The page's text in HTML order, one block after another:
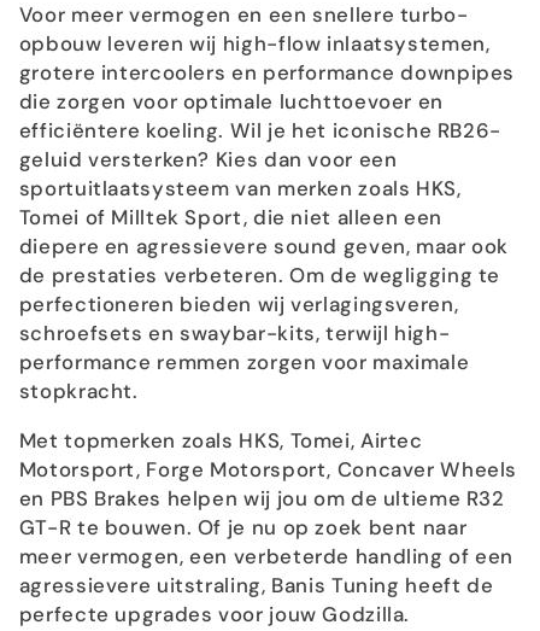
Voor meer vermogen en een snellere turbo-
opbouw leveren wij high-flow inlaatsystemen,
grotere intercoolers en performance downpipes
die zorgen voor optimale luchttoevoer en
efficiëntere koeling. Wil je het iconische RB26-
geluid versterken? Kies dan voor een
sportuitlaatsysteem van merken zoals HKS,
Tomei of Milltek Sport, die niet alleen een
diepere en agressievere sound geven, maar ook
de prestaties verbeteren. Om de wegligging te
perfectioneren bieden wij verlagingsveren,
schroefsets en swaybar-kits, terwijl high-
performance remmen zorgen voor maximale
stopkracht.
Met topmerken zoals HKS, Tomei, Airtec
Motorsport, Forge Motorsport, Concaver Wheels
en PBS Brakes helpen wij jou om de ultieme R32
GT-R te bouwen. Of je nu op zoek bent naar
meer vermogen, een verbeterde handling of een
agressievere uitstraling, Banis Tuning heeft de
perfecte upgrades voor jouw Godzilla.